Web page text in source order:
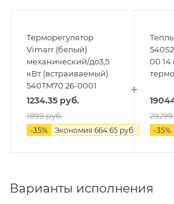
Терморегулятор
Vimarr (белый)
механический/до3,5
кВт (встраиваемый)
540TM70.26-0001
1234.35руб.
1899руб.
-35% Экономия 664.65руб.
00 14
29299
-35%
Варианты исполнения